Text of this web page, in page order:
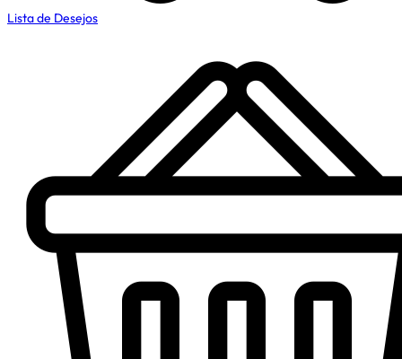
Lista de Desejos